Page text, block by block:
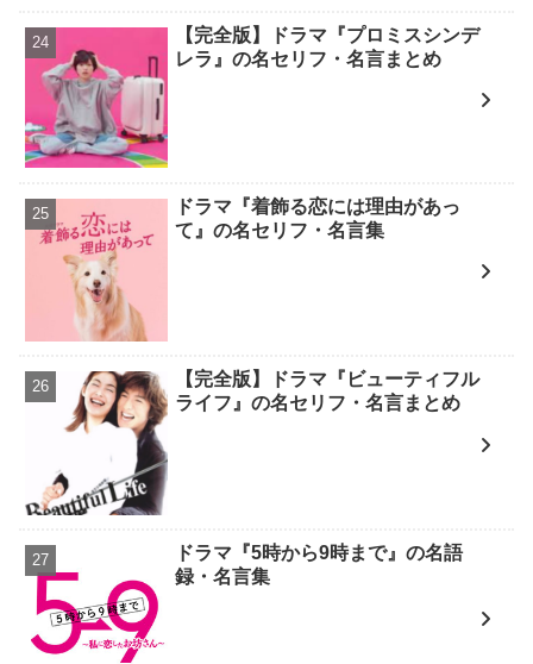
【完全版】ドラマ『プロミスシンデ
レラ』の名セリフ・名言まとめ
ドラマ『着飾る恋には理由があっ
て』の名セリフ・名言集
【完全版】ドラマ『ビューティフル
ライフ』の名セリフ・名言まとめ
ドラマ『5時から9時まで』の名語
録・名言集